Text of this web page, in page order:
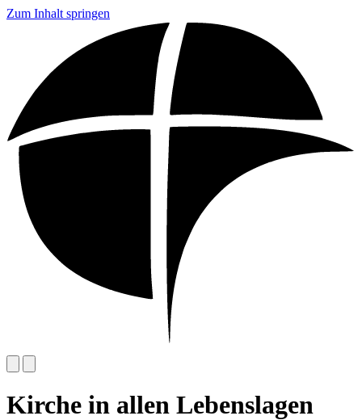
Zum Inhalt springen
Kirche in allen Lebenslagen